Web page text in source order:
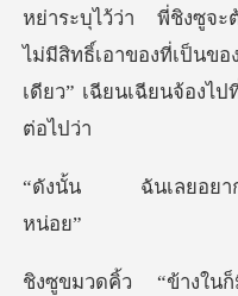
หย่าระบุไว้ว่า พี่ชิงซูจะ
ไม่มีสิทธิ์เอาของที่เป็น